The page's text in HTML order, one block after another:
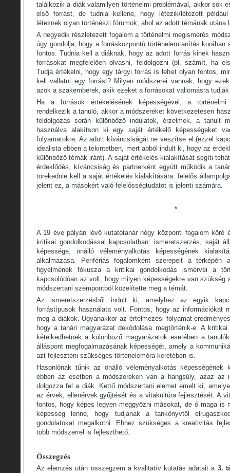
találkozik a diák valamilyen történelmi problémával, akkor sok
első forrást, de tudnia kellene, hogy létezik/létezett
léteznek olyan történészi fórumok, ahol az adott témának utána
A negyedik részletezett fogalom a történelmi megismerés
úgy gondolja, hogy a forrásközpontú történelemtanítás korában
fontos. Tudnia kell a diáknak, hogy az adott forrás kinek
forrásokat megfelelően olvasni, feldolgozni (pl. számít, ha
Tudja értékelni, hogy egy tárgyi forrás is lehet olyan fontos,
kell vallatni egy forrást? Milyen módszerei vannak, hogy
azok a szakemberek, akik ezeket a forrásokat vallomásra
Ha a források értékelésének képességével, a történelmi
rendelkezik a tanuló, akkor a módszereket következetesen
feldolgozás során különböző indulatok, érzelmek, a tanult
használva alakítson ki egy saját értékelő képességeket
folyamatokra. Az adott kíváncsiságát ne veszítse el (ezzel
idealista ebben a tekintetben, mert abból indult ki, hogy az
különböző témák iránt). A saját értékelés kialakítását segíti
érdeklődés, kíváncsiság és partnerként együtt működik a
törekednie kell a saját értékelés kialakítására: felelős
jelent ez, a másokért való felelősségtudatot is jelenti számára.
*
A 19 éve pályán lévő kutatótanár négy központi fogalom köré
kritikai gondolkodással kapcsolatban: ismeretszerzés, saját
képessége, önálló véleményalkotás képességének
alkalmazása. Perifériás fogalomként szerepelt a térképén
figyelmének fókusza a kritikai gondolkodás ismérvei a
kapcsolódóan az volt, hogy milyen képességekre van szükség
módszertani szempontból közelítette meg a témát.
Az ismeretszerzésből indult ki, amelyhez az egyik
forrástípusok használata volt. Fontos, hogy az információkat
meg a diákok. Ugyanakkor az értelmezési folyamat
hogy a tanári magyarázat dekódolása megtörténik-e. A
kételkedhetnek a különböző magyarázatok esetében a
álláspont megfogalmazásának képességét, amely a
azt fejleszteni szükséges történelemóra keretében is.
Hasonlónak tűnik az önálló véleményalkotás
ebben az esetben a módszereken van a hangsúly, azaz az
dolgozza fel a diák. Kettő módszertani elemet emelt ki,
az érvek, ellenérvek gyűjtését és a vitakultúra fejlesztését. A
fontos, hogy képes legyen meggyőzni másokat, de ő maga is
képesség lenne, hogy tudjanak a tankönyvtől
gondolatokat megalkotni. Ehhez szükséges a kreativitás
több módszerrel is fejleszthető.
Összegzés
Az elemzés után összegzem a kvalitatív kutatás adatait a 3.